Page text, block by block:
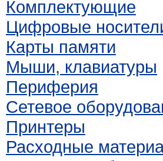
Комплектующие
Цифровые
Карты памяти
Мыши, клавиатуры
Периферия
Сетевое
Принтеры
Расходные